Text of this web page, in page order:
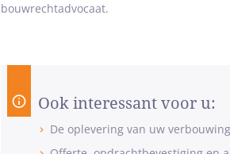
bouwrechtadvocaat.
Ook interessant voor u:
De oplevering van uw verbouwing